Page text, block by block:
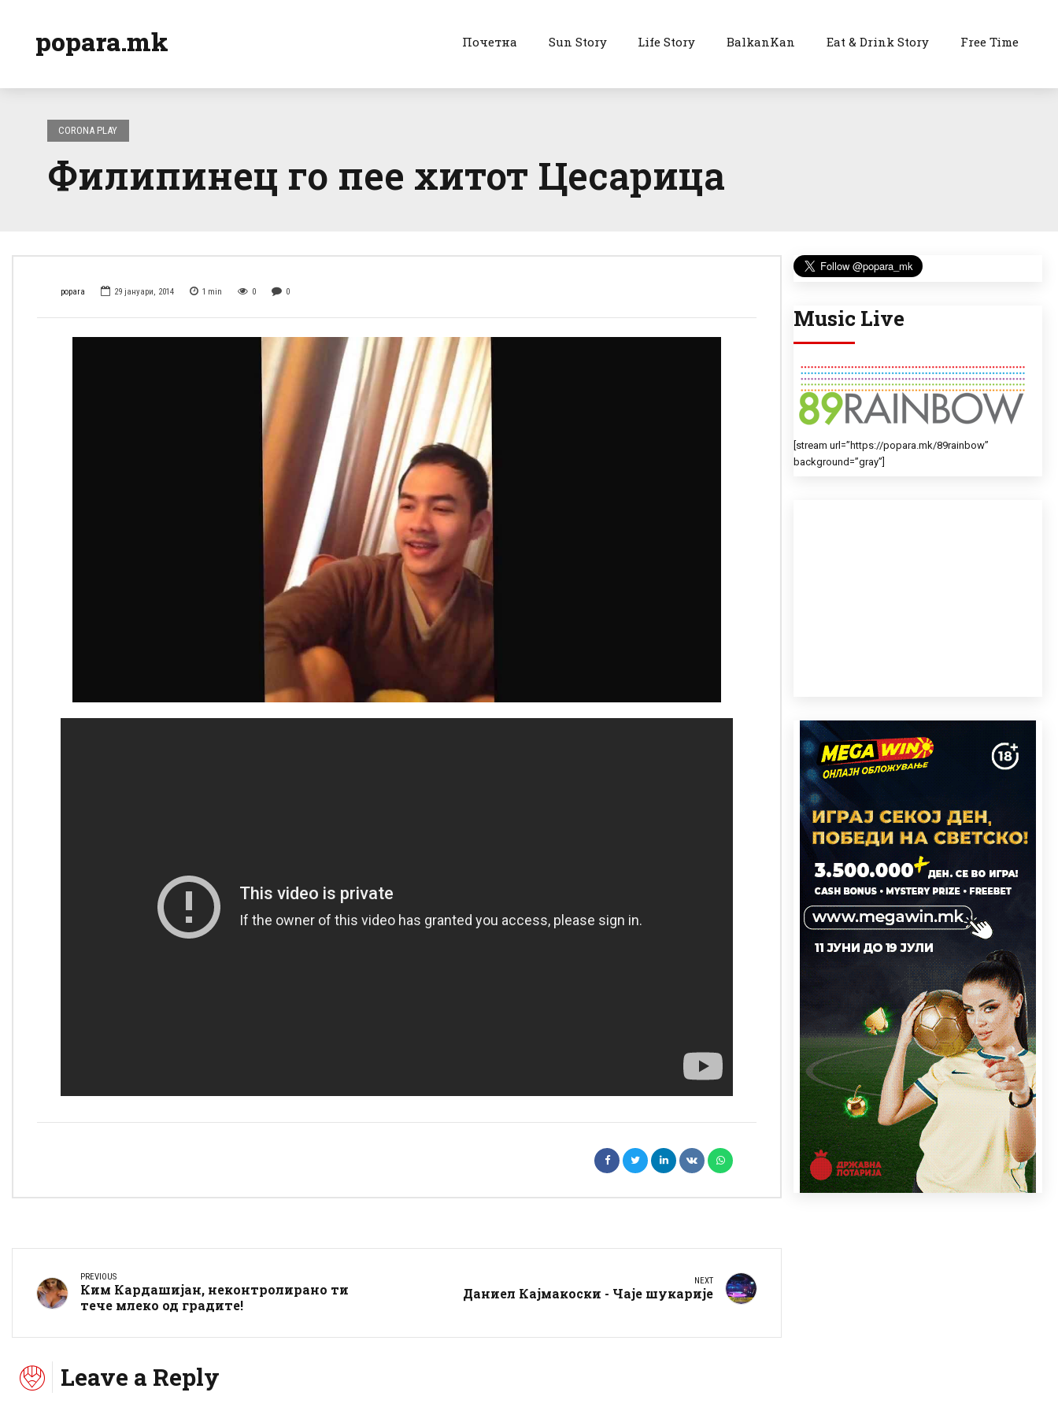
popara.mk Почетна Sun Story Life Story BalkanKan Eat & Drink Story Free Time
CORONA PLAY
Филипинец го пее хитот Цесарица
popara 29 јануари, 2014 1 min 0 0
PREVIOUS
Ким Кардашијан, неконтролирано ти
тече млеко од градите!
NEXT
Даниел Кајмакоски - Чаје шукарије
Leave a Reply
Music Live
[stream url=”https://popara.mk/89rainbow”
background=”gray”]